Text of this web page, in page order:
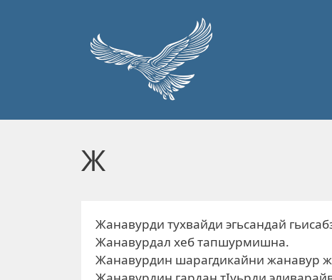
Ж
Жанавурди тухвайди эгьсандай
Жанавурдал хеб тапшурмишна.
Жанавурдин шарагдикайни жанавур